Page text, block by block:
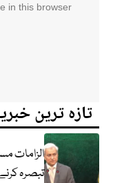
in this browser
تازہ ترین
الزامات
تبصرہ